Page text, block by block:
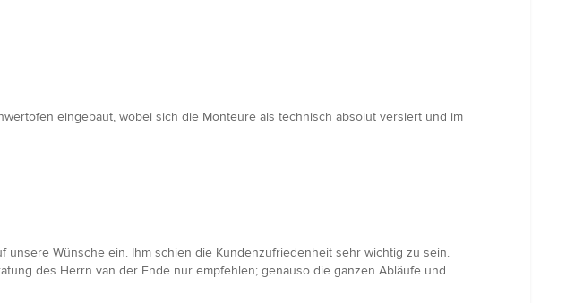
eingebaut, wobei sich die Monteure als technisch absolut versiert und im
Wünsche ein. Ihm schien die Kundenzufriedenheit sehr wichtig zu sein.
des Herrn van der Ende nur empfehlen; genauso die ganzen Abläufe und